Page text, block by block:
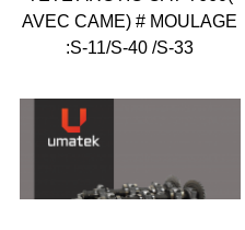
AVEC CAME) # MOULAGE
:S-11/S-40 /S-33